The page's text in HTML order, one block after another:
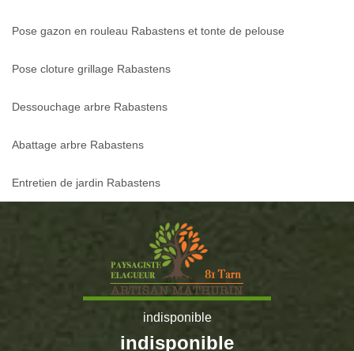
Pose gazon en rouleau Rabastens et tonte de pelouse
Pose cloture grillage Rabastens
Dessouchage arbre Rabastens
Abattage arbre Rabastens
Entretien de jardin Rabastens
indisponible
indisponible